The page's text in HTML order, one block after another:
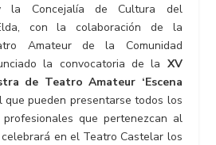
la Concejalía de Cultura del
con la colaboración de la
Amateur de la Comunidad
la convocatoria de la XV
de Teatro Amateur ‘Escena
que pueden presentarse todos los
que pertenezcan al
en el Teatro Castelar los